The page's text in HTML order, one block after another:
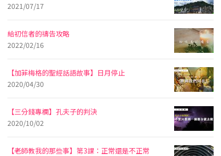
2021/07/17
給初信者的禱告攻略
2022/02/16
【加菲梅格的聖經話語故事】日月停止
2020/04/30
【三分錢專欄】孔夫子的判決
2020/10/02
【老師教我的那些事】第3課：正常還是不正常